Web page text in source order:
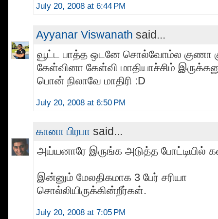
July 20, 2008 at 6:44 PM
Ayyanar Viswanath said...
வூட்ட பாத்த ஒடனே சொல்வோம்ல குணா
கேள்வினா கேள்வி மாதியாச்சிம்
பொன் நிலாவே மாதிரி :D
July 20, 2008 at 6:50 PM
கானா பிரபா said...
அய்யனாரே இருங்க அடுத்த போட்டியில்
இன்னும் மேலதிகமாக 3 பேர் சரியா
சொல்லியிருக்கின்றீர்கள்.
July 20, 2008 at 7:05 PM